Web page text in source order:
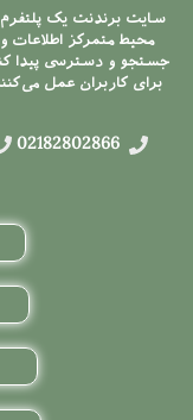
سایت برندنت یک پلتفرم
محیط متمرکز
جستجو و دسترسی پیدا
برای کاربران عمل
02182802866